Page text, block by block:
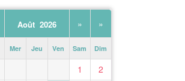
Août 2026 » »
Mer Jeu Ven Sam Dim
1
2